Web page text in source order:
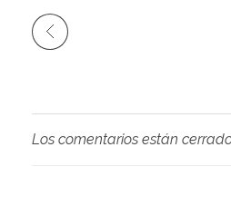
Los comentarios están